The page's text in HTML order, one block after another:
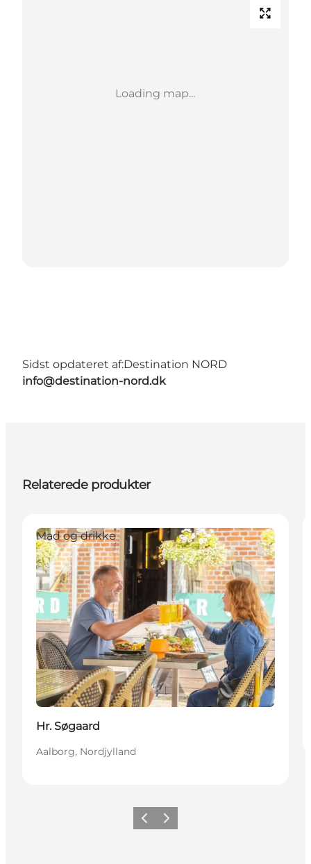
Loading map...
Sidst opdateret af:Destination NORD
info@destination-nord.dk
Relaterede produkter
Mad og drikke
Hr. Søgaard
Aalborg, Nordjylland
ForrigeNæste